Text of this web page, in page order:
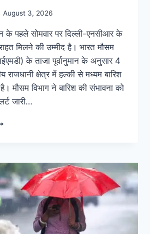
August 3, 2026
के पहले सोमवार पर दिल्ली-एनसीआर के
मिलने की उम्मीद है। भारत मौसम
के ताजा पूर्वानुमान के अनुसार 4
राजधानी क्षेत्र में हल्की से मध्यम बारिश
मौसम विभाग ने बारिश की संभावना को
जारी…